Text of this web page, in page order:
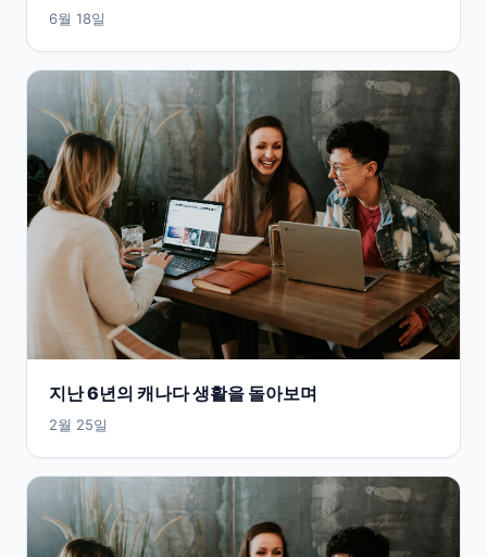
6월 18일
지난 6년의 캐나다 생활을 돌아보며
2월 25일